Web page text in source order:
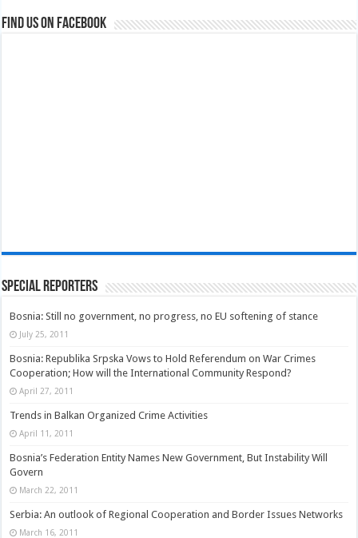
Find us on Facebook
Special Reporters
Bosnia: Still no government, no progress, no EU softening of stance
July 25, 2011
Bosnia: Republika Srpska Vows to Hold Referendum on War Crimes
Cooperation; How will the International Community Respond?
April 27, 2011
Trends in Balkan Organized Crime Activities
April 11, 2011
Bosnia’s Federation Entity Names New Government, But Instability Will
Govern
March 22, 2011
Serbia: An outlook of Regional Cooperation and Border Issues Networks
March 16, 2011